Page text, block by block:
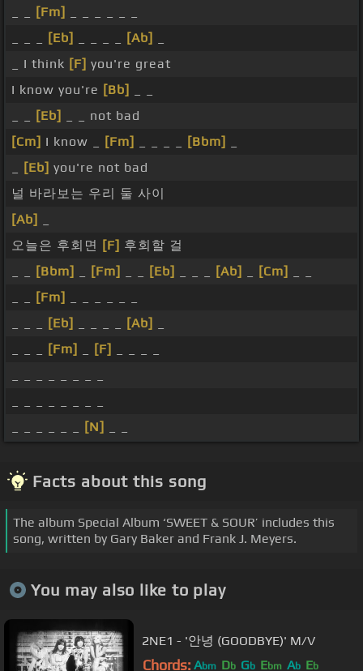
[Fm]
[Eb] [Ab]
_ I think [F] you're great
I know you're [Bb]
[Eb]
_ _ not bad
[Cm] I know _ [Fm] [Bbm]
[Eb] you're not bad
널 바라보는 우리 둘 사이
[Ab]
오늘은 후회면 [F] 후회할 걸
[Bbm] [Fm] [Eb] [Ab] [Cm]
[Fm]
[Eb] [Ab]
[Fm] [F]
[N]
Facts about this song
The album Special Album ‘SWEET & SOUR’ includes this
song, written by Gary Baker and Frank J. Meyers.
You may also like to play
2NE1 - '안녕 (GOODBYE)' M/V
Chords: Abm Db Gb Ebm Ab Eb